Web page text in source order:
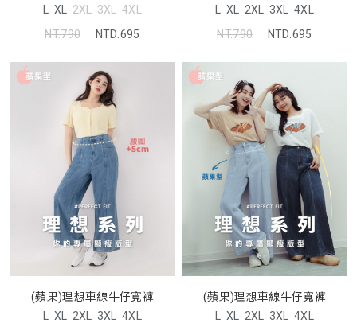
L XL 2XL 3XL 4XL
NT.790
NTD.695
L XL 2XL 3XL 4XL
NT.790
NTD.695
(蘋果)理想車線牛仔寬褲
L XL 2XL 3XL 4XL
(蘋果)理想車線牛仔寬褲
L XL 2XL 3XL 4XL